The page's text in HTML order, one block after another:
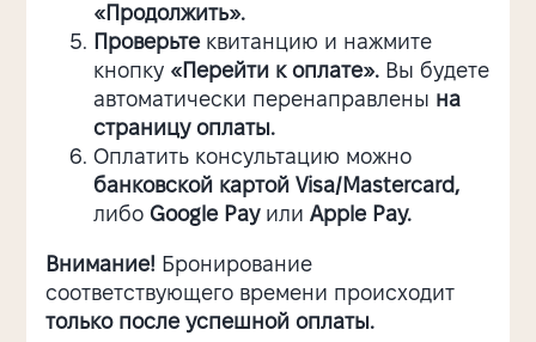
«Продолжить».
Проверьтеквитанцию и нажмите
кнопку «Перейти к оплате». Вы будете
автоматически перенаправлены на
страницу оплаты.
Оплатить консультацию можно
банковской картой Visa/Mastercard,
либоGoogle PayилиApple Pay.
Внимание! Бронирование
соответствующего времени происходит
только после успешной оплаты.